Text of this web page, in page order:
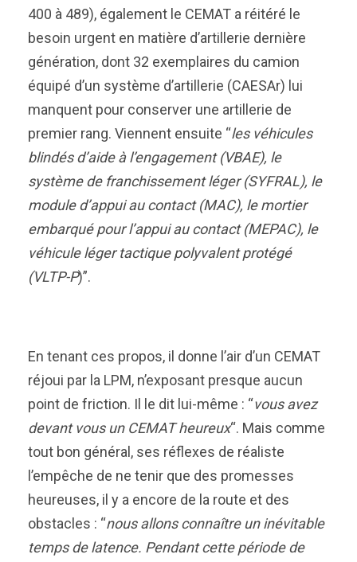
400 à 489), également le CEMAT a réitéré le
besoin urgent en matière d’artillerie dernière
génération, dont 32 exemplaires du camion
équipé d’un système d’artillerie (CAESAr) lui
manquent pour conserver une artillerie de
premier rang. Viennent ensuite “les véhicules
blindés d’aide à l’engagement (VBAE), le
système de franchissement léger (SYFRAL), le
module d’appui au contact (MAC), le mortier
embarqué pour l’appui au contact (MEPAC), le
véhicule léger tactique polyvalent protégé
(VLTP-P)”.
En tenant ces propos, il donne l’air d’un CEMAT
réjoui par la LPM, n’exposant presque aucun
point de friction. Il le dit lui-même : “vous avez
devant vous un CEMAT heureux“. Mais comme
tout bon général, ses réflexes de réaliste
l’empêche de ne tenir que des promesses
heureuses, il y a encore de la route et des
obstacles : “nous allons connaître un inévitable
temps de latence. Pendant cette période de